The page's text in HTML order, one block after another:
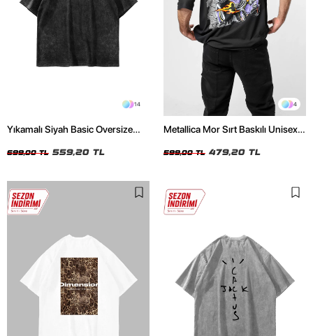
14
Yıkamalı Siyah Basic Oversize
699,00 TL 559,20 TL
4
Metallica Mor Sırt Baskılı Unisex
599,00 TL 479,20 TL